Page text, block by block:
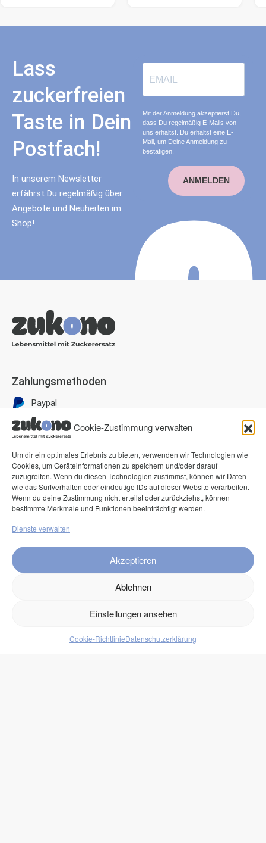
Cookie-Zustimmung verwalten
Um dir ein optimales Erlebnis zu bieten, verwenden wir Technologien wie
Cookies, um Geräteinformationen zu speichern und/oder darauf
zuzugreifen. Wenn du diesen Technologien zustimmst, können wir Daten
wie das Surfverhalten oder eindeutige IDs auf dieser Website verarbeiten.
Wenn du deine Zustimmung nicht erteilst oder zurückziehst, können
bestimmte Merkmale und Funktionen beeinträchtigt werden.
Dienste verwalten
Akzeptieren
Ablehnen
Einstellungen ansehen
Cookie-RichtlinieDatenschutzerklärung
Lass
zuckerfreien
Taste in Dein
Postfach!
In unserem Newsletter
erfährst Du regelmäßig über
Angebote und Neuheiten im
Shop!
Mit der Anmeldung akzeptierst Du,
dass Du regelmäßig E-Mails von
uns erhältst. Du erhältst eine E-
Mail, um Deine Anmeldung zu
bestätigen.
ANMELDEN
Zahlungsmethoden
Paypal
Visa
Mastercard
American Express
Klarna Pay now
Klarna Rechnung
Service
FAQ
Kontakt